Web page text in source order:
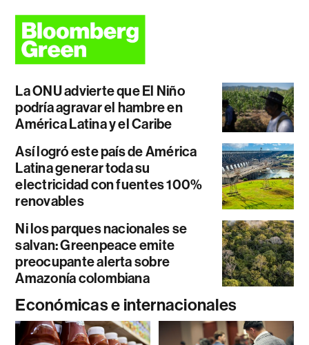
La ONU advierte que El Niño
podría agravar el hambre en
América Latina y el Caribe
Así logró este país de América
Latina generar toda su
electricidad con fuentes 100%
renovables
Ni los parques nacionales se
salvan: Greenpeace emite
preocupante alerta sobre
Amazonía colombiana
Económicas e internacionales